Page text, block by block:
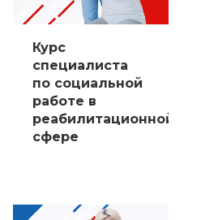
Курс
специалиста
по социальной
работе в
реабилитационной
сфере